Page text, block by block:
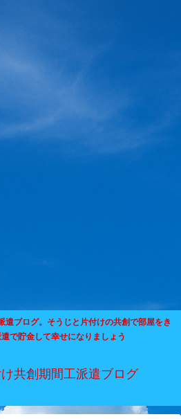
遣ブログ。そうじと片付けの共創で部屋をき
で貯金して幸せになりましょう
共創期間工派遣ブログ